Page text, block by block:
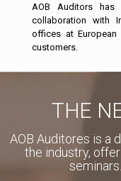
AOB Auditors has
collaboration with
offices at
customers.
THE
AOB Auditores is a
the industry,